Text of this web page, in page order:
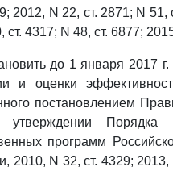
2012, N 22, ст. 2871; N
ст. 4317; N 48, ст. 6877;
до 1 января 2017 г.
и оценки
постановлением
Порядка
программ
2010, N 32, ст. 4329; 2013,